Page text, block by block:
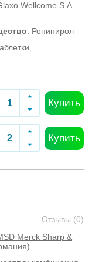
Wellcome S.A.
: Ропинирол
Купить
Купить
Отзывы (0)
Merck Sharp &
)